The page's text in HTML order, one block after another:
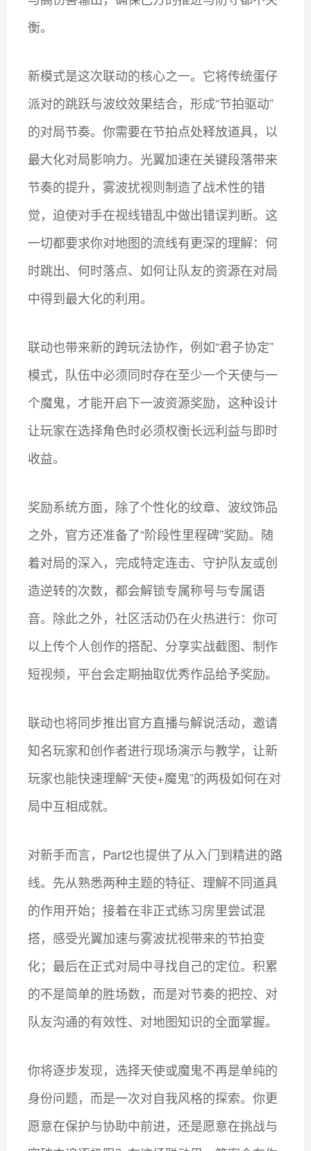
衡。
新模式是这次联动的核心之一。它将传统蛋仔
派对的跳跃与波纹效果结合，形成“节拍驱动”
的对局节奏。你需要在节拍点处释放道具，以
最大化对局影响力。光翼加速在关键段落带来
节奏的提升，雾波扰视则制造了战术性的错
觉，迫使对手在视线错乱中做出错误判断。这
一切都要求你对地图的流线有更深的理解：何
时跳出、何时落点、如何让队友的资源在对局
中得到最大化的利用。
联动也带来新的跨玩法协作，例如“君子协定”
模式，队伍中必须同时存在至少一个天使与一
个魔鬼，才能开启下一波资源奖励，这种设计
让玩家在选择角色时必须权衡长远利益与即时
收益。
奖励系统方面，除了个性化的纹章、波纹饰品
之外，官方还准备了“阶段性里程碑”奖励。随
着对局的深入，完成特定连击、守护队友或创
造逆转的次数，都会解锁专属称号与专属语
音。除此之外，社区活动仍在火热进行：你可
以上传个人创作的搭配、分享实战截图、制作
短视频，平台会定期抽取优秀作品给予奖励。
联动也将同步推出官方直播与解说活动，邀请
知名玩家和创作者进行现场演示与教学，让新
玩家也能快速理解“天使+魔鬼”的两极如何在对
局中互相成就。
对新手而言，Part2也提供了从入门到精进的路
线。先从熟悉两种主题的特征、理解不同道具
的作用开始；接着在非正式练习房里尝试混
搭，感受光翼加速与雾波扰视带来的节拍变
化；最后在正式对局中寻找自己的定位。积累
的不是简单的胜场数，而是对节奏的把控、对
队友沟通的有效性、对地图知识的全面掌握。
你将逐步发现，选择天使或魔鬼不再是单纯的
身份问题，而是一次对自我风格的探索。你更
愿意在保护与协助中前进，还是愿意在挑战与